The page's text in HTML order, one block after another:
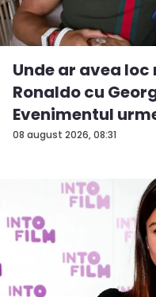
08 august 2026, 08:31
Unde ar avea
Ronaldo cu
Evenimentul